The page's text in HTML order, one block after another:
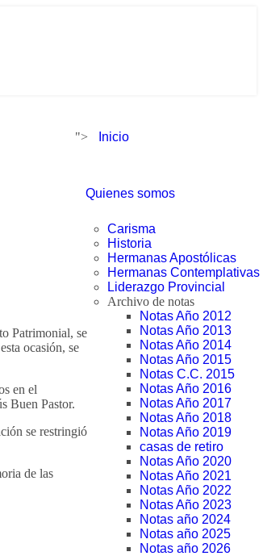
"> Inicio
Quienes somos
Carisma
Historia
Hermanas Apostólicas
Hermanas Contemplativas
Liderazgo Provincial
Archivo de notas
Notas Año 2012
Notas Año 2013
Notas Año 2014
Notas Año 2015
Notas C.C. 2015
Notas Año 2016
Notas Año 2017
Notas Año 2018
Notas Año 2019
casas de retiro
Notas Año 2020
Notas Año 2021
Notas Año 2022
Notas Año 2023
Notas año 2024
Notas año 2025
Notas año 2026
Patrimonial, se
ocasión, se
en el
Buen Pastor.
se restringió
de las